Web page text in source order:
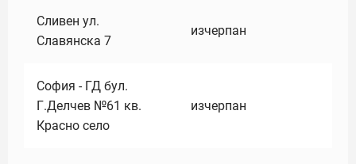
Сливен ул.
Славянска 7
изчерпан
София - ГД бул.
Г.Делчев №61 кв.
Красно село
изчерпан